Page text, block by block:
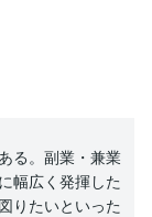
る。副業・兼業
幅広く発揮した
りたいといった